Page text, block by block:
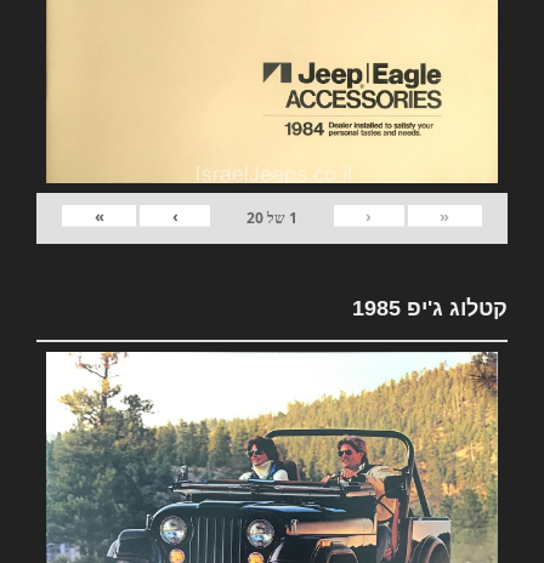
«
‹
1 של20
›
»
קטלוג ג'יפ 1985